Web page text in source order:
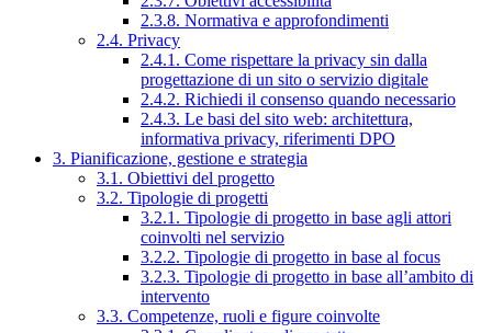
2.3.8. Normativa e approfondimenti
2.4. Privacy
2.4.1. Come rispettare la privacy sin dalla
progettazione di un sito o servizio digitale
2.4.2. Richiedi il consenso quando necessario
2.4.3. Le basi del sito web: architettura,
informativa privacy, riferimenti DPO
3. Pianificazione, gestione e strategia
3.1. Obiettivi del progetto
3.2. Tipologie di progetti
3.2.1. Tipologie di progetto in base agli attori
coinvolti nel servizio
3.2.2. Tipologie di progetto in base al focus
3.2.3. Tipologie di progetto in base all’ambito di
intervento
3.3. Competenze, ruoli e figure coinvolte